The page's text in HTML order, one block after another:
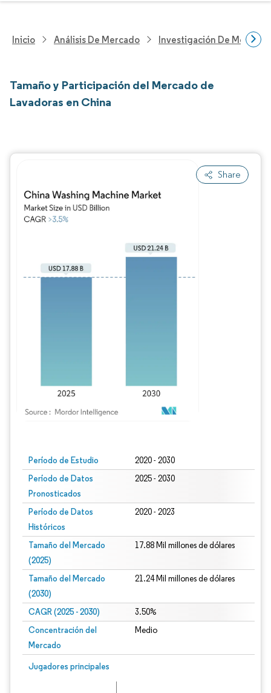
Inicio Análisis De Mercado Investigación De Mejoras
Tamaño y Participación del Mercado de
Lavadoras en China
Share
Período de Estudio 2020 - 2030
Período de Datos
Pronosticados
2025 - 2030
Período de Datos
Históricos
2020 - 2023
Tamaño del Mercado
(2025)
17.88 Mil millones de dólares
Tamaño del Mercado
(2030)
21.24 Mil millones de dólares
CAGR (2025 - 2030) 3.50%
Concentración del
Mercado
Medio
Jugadores principales